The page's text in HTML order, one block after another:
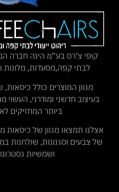
קופי צ’רס בע”מ הינה חברה
לבתי קפה,מסעדות, מלונות
מגוון המוצרים כולל
בעיצוב חדשני ומודרני, העשוי
ביותר המחזיקים
אצלנו תמצאו מגוון של
של צבעים וסגנונות, שולחנות
ושמשיות